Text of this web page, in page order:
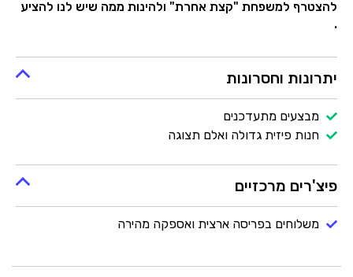
להצטרף למשפחת "קצת אחרת" ולהינות ממה שיש לנו להציע
.
יתרונות וחסרונות
מבצעים מתעדכנים
חנות פיזית גדולה ואלם תצוגה
פיצ'רים מרכזיים
משלוחים בפריסה ארצית ואספקה מהירה